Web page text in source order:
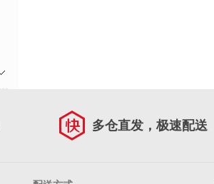
多仓直发，极速配送